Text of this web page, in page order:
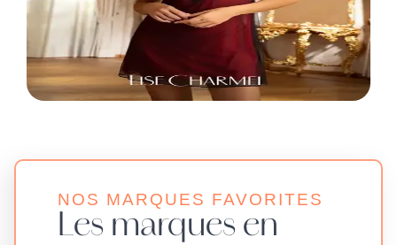
NOS MARQUES FAVORITES
Les marques en